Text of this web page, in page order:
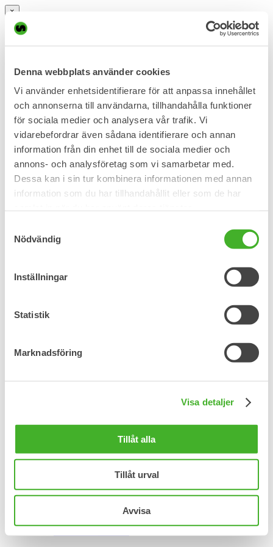
Denna webbplats använder cookies
Vi använder enhetsidentifierare för att anpassa innehållet
och annonserna till användarna, tillhandahålla funktioner
för sociala medier och analysera vår trafik. Vi
vidarebefordrar även sådana identifierare och annan
information från din enhet till de sociala medier och
annons- och analysföretag som vi samarbetar med.
Dessa kan i sin tur kombinera informationen med annan
information som du har tillhandahållit eller som de har
Nödvändig
Inställningar
Statistik
Marknadsföring
Visa detaljer
Tillåt alla
Tillåt urval
Avvisa
×
Cart
Cart
Meny
Start
Steelwrist Wear
Steelwrist Lifestyle
About
Contact
Terms & conditions
Home/ Products tagged “Thermos mugg”
Thermos mugg
Out of stock
© 2026 Steelwrist AB. Privacy policy.Accessibility
Steelwrist Wear
Steelwrist Lifestyle